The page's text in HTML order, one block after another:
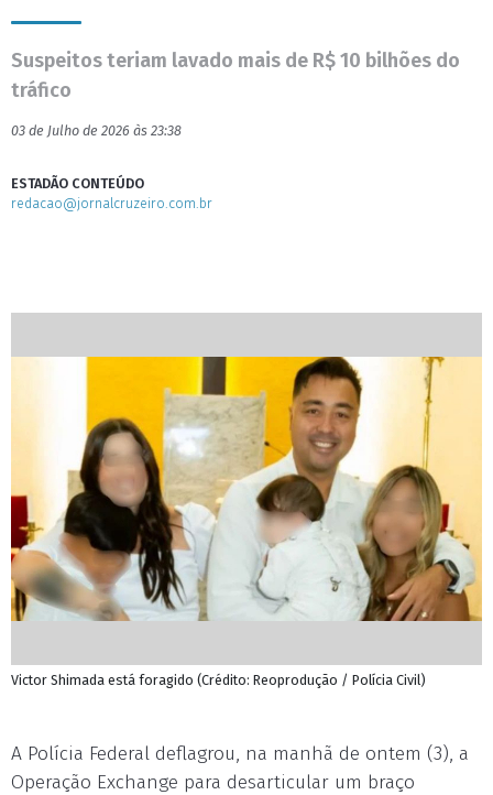
Suspeitos teriam lavado mais de R$ 10 bilhões do
tráfico
03 de Julho de 2026 às 23:38
ESTADÃO CONTEÚDO
redacao@jornalcruzeiro.com.br
Victor Shimada está foragido (Crédito: Reoprodução / Polícia Civil)
A Polícia Federal deflagrou, na manhã de ontem (3), a
Operação Exchange para desarticular um braço